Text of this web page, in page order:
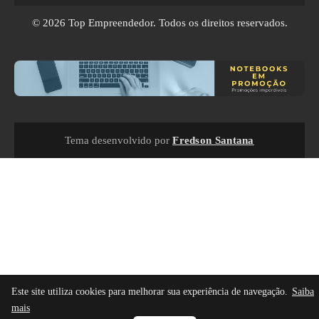
© 2026 Top Empreendedor. Todos os direitos reservados.
Tema desenvolvido por Fredson Santana
Este site utiliza cookies para melhorar sua experiência de navegação. Saiba
mais